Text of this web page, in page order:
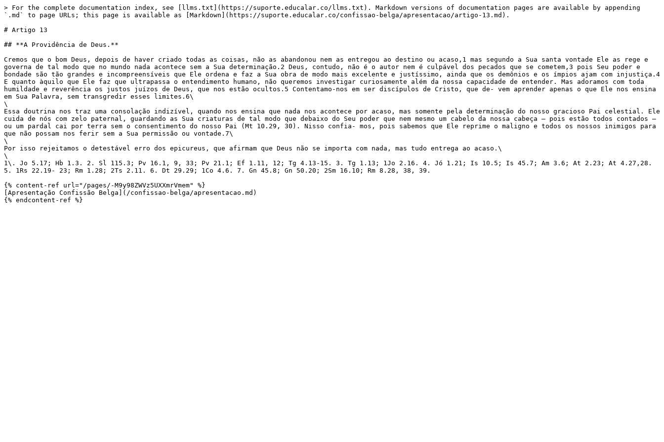
> For the complete documentation index, see [llms.txt](https://suporte.educalar.co/llms.txt). Markdown versions of documentation pages are available by appending
`.md` to page URLs; this page is available as [Markdown](https://suporte.educalar.co/confissao-belga/apresentacao/artigo-13.md).
# Artigo 13
## **A Providência de Deus.**
Cremos que o bom Deus, depois de haver criado todas as coisas, não as abandonou nem as entregou ao destino ou acaso,1 mas segundo a Sua santa vontade Ele as rege e
governa de tal modo que no mundo nada acontece sem a Sua determinação.2 Deus, contudo, não é o autor nem é culpável dos pecados que se cometem,3 pois Seu poder e
bondade são tão grandes e incompreensíveis que Ele ordena e faz a Sua obra de modo mais excelente e justíssimo, ainda que os demônios e os ímpios ajam com injustiça.4
E quanto àquilo que Ele faz que ultrapassa o entendimento humano, não queremos investigar curiosamente além da nossa capacidade de entender. Mas adoramos com toda
humildade e reverência os justos juízos de Deus, que nos estão ocultos.5 Contentamo-nos em ser discípulos de Cristo, que de- vem aprender apenas o que Ele nos ensina
em Sua Palavra, sem transgredir esses limites.6\
\
Essa doutrina nos traz uma consolação indizível, quando nos ensina que nada nos acontece por acaso, mas somente pela determinação do nosso gracioso Pai celestial. Ele
cuida de nós com zelo paternal, guardando as Sua criaturas de tal modo que debaixo do Seu poder que nem mesmo um cabelo da nossa cabeça — pois estão todos contados —
ou um pardal cai por terra sem o consentimento do nosso Pai (Mt 10.29, 30). Nisso confia- mos, pois sabemos que Ele reprime o maligno e todos os nossos inimigos para
que não possam nos ferir sem a Sua permissão ou vontade.7\
\
Por isso rejeitamos o detestável erro dos epicureus, que afirmam que Deus não se importa com nada, mas tudo entrega ao acaso.\
\
1\. Jo 5.17; Hb 1.3. 2. Sl 115.3; Pv 16.1, 9, 33; Pv 21.1; Ef 1.11, 12; Tg 4.13-15. 3. Tg 1.13; 1Jo 2.16. 4. Jó 1.21; Is 10.5; Is 45.7; Am 3.6; At 2.23; At 4.27,28.
5. 1Rs 22.19- 23; Rm 1.28; 2Ts 2.11. 6. Dt 29.29; 1Co 4.6. 7. Gn 45.8; Gn 50.20; 2Sm 16.10; Rm 8.28, 38, 39.
{% content-ref url="/pages/-M9y98ZWVz5UXXmrVmem" %}
[Apresentação Confissão Belga](/confissao-belga/apresentacao.md)